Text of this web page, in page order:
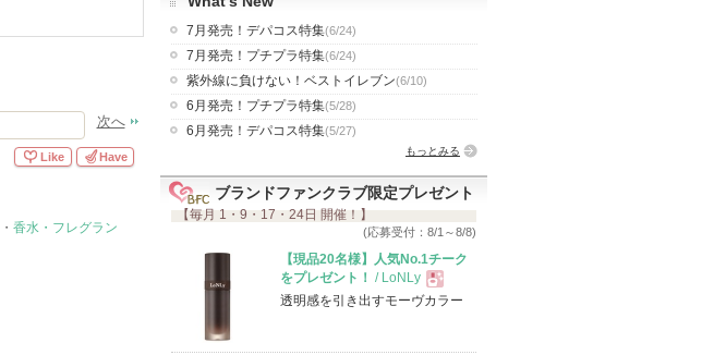
次へ
・ 香水・フレグラン
Like Have
7月発売！デパコス特集(6/24)
7月発売！プチプラ特集(6/24)
紫外線に負けない！ベストイレブン(6/10)
6月発売！プチプラ特集(5/28)
6月発売！デパコス特集(5/27)
もっとみる
ブランドファンクラブ限定プレゼント
【毎月 1・9・17・24日 開催！】
(応募受付：8/1～8/8)
【現品20名様】人気No.1チーク
をプレゼント！
/ LoNLy
現
透明感を引き出すモーヴカラー